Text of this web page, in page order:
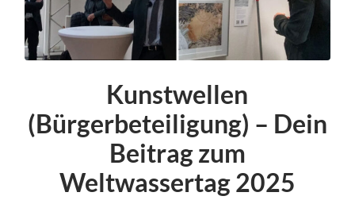
Kunstwellen
(Bürgerbeteiligung) – Dein
Beitrag zum
Weltwassertag 2025